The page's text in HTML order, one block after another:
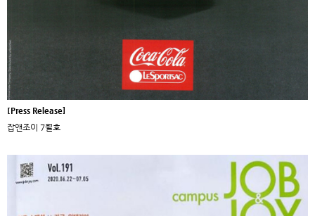
[Press Release]
잡앤조이 7월호